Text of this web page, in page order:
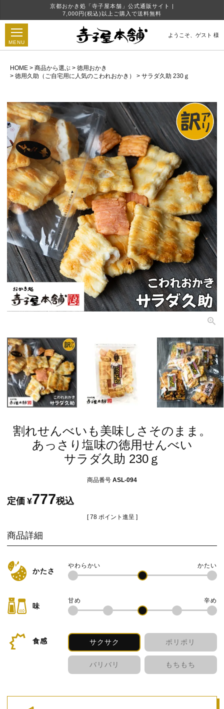
京都おかき処「寺子屋本舗」公式通販サイト |
7,000円(税込)以上ご購入で送料無料
MENU
ようこそ、 ゲスト 様
HOME 商品から選ぶ
徳用おかき
徳用久助（ご自宅用に人気のこわれおかき）
サラダ久助 230ｇ
割れせんべいも美味しさそのまま。
あっさり塩味の徳用せんべい
サラダ久助 230ｇ
商品番号 ASL-094
定価 ¥777税込
[ 78 ポイント進呈 ]
商品詳細
かたさ
味
食感 サクサク ポリポリ
バリバリ もちもち